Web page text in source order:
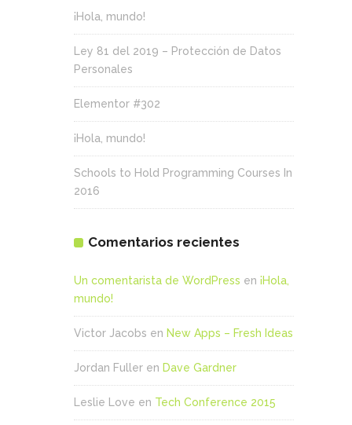
¡Hola, mundo!
Ley 81 del 2019 – Protección de Datos
Personales
Elementor #302
¡Hola, mundo!
Schools to Hold Programming Courses In
2016
Comentarios recientes
Un comentarista de WordPress en ¡Hola,
mundo!
Victor Jacobs en New Apps – Fresh Ideas
Jordan Fuller en Dave Gardner
Leslie Love en Tech Conference 2015